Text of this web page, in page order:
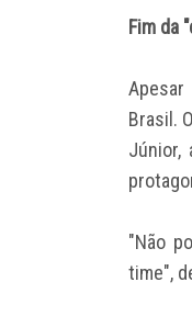
Fim da
Brasil.
Júnior,
"Não
time",